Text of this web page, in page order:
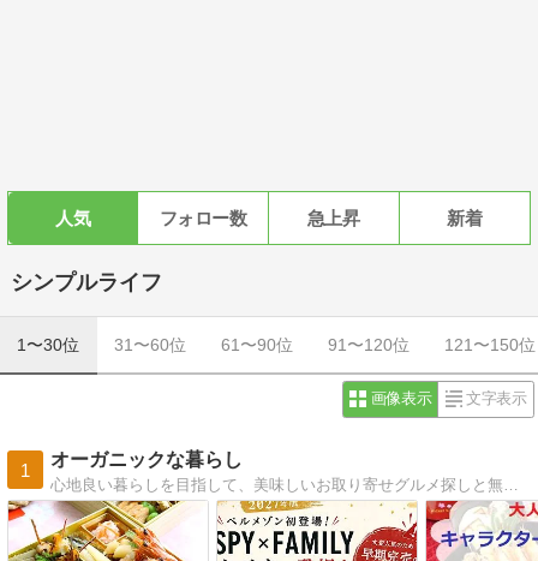
人気 フォロー数 急上昇 新着
シンプルライフ
1〜30位 31〜60位 61〜90位 91〜120位 121〜150位
画像表示 文字表示
1
オーガニックな暮らし